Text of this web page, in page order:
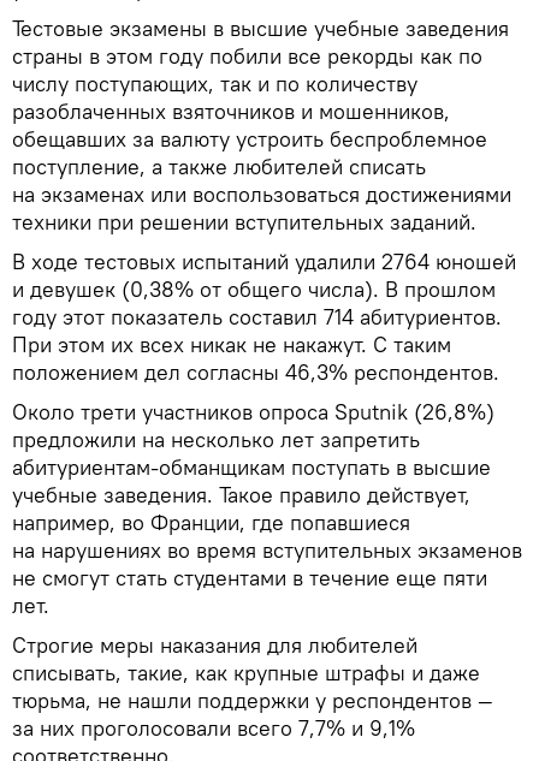
Тестовые экзамены в высшие учебные заведения
страны в этом году побили все рекорды как по
числу поступающих, так и по количеству
разоблаченных взяточников и мошенников,
обещавших за валюту устроить беспроблемное
поступление, а также любителей списать
на экзаменах или воспользоваться достижениями
техники при решении вступительных заданий.
В ходе тестовых испытаний удалили 2764 юношей
и девушек (0,38% от общего числа). В прошлом
году этот показатель составил 714 абитуриентов.
При этом их всех никак не накажут. С таким
положением дел согласны 46,3% респондентов.
Около трети участников опроса Sputnik (26,8%)
предложили на несколько лет запретить
абитуриентам-обманщикам поступать в высшие
учебные заведения. Такое правило действует,
например, во Франции, где попавшиеся
на нарушениях во время вступительных экзаменов
не смогут стать студентами в течение еще пяти
лет.
Строгие меры наказания для любителей
списывать, такие, как крупные штрафы и даже
тюрьма, не нашли поддержки у респондентов —
за них проголосовали всего 7,7% и 9,1%